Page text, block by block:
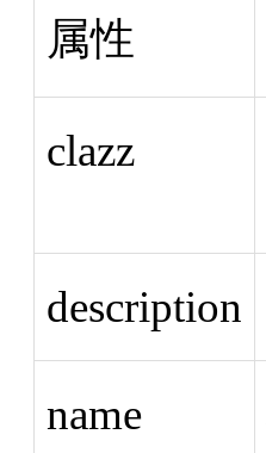
属性
clazz
description
name